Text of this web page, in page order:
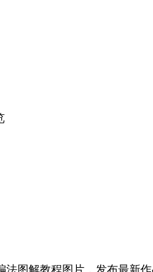
法图解教程图片，发布最